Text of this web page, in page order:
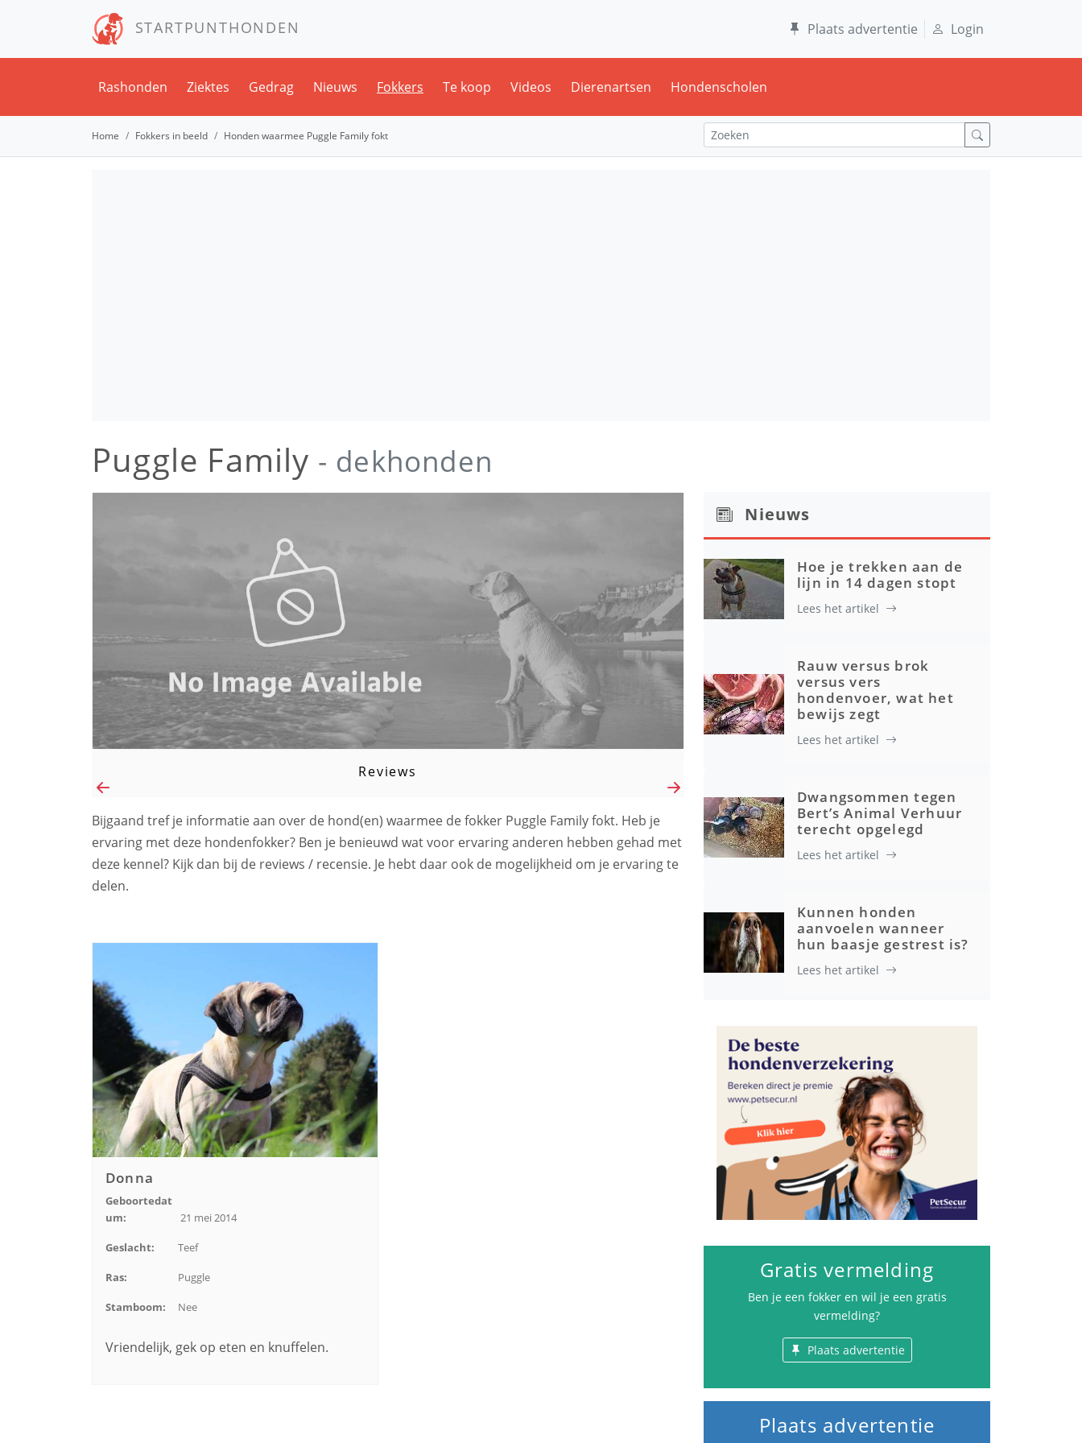
STARTPUNTHONDEN Plaats advertentie Login
Rashonden Ziektes Gedrag Nieuws Fokkers Te koop Videos Dierenartsen Hondenscholen
Home Fokkers in beeld Honden waarmee Puggle Family fokt
Puggle Family - dekhonden
Reviews
Bijgaand tref je informatie aan over de hond(en) waarmee de fokker Puggle Family fokt. Heb je
ervaring met deze hondenfokker? Ben je benieuwd wat voor ervaring anderen hebben gehad met
deze kennel? Kijk dan bij de reviews / recensie. Je hebt daar ook de mogelijkheid om je ervaring te
delen.
Donna
Geboortedat
um:
21 mei 2014
Geslacht: Teef
Ras: Puggle
Stamboom: Nee
Vriendelijk, gek op eten en knuffelen.
Nieuws
Hoe je trekken aan de
lijn in 14 dagen stopt
Lees het artikel
Rauw versus brok
versus vers
hondenvoer, wat het
bewijs zegt
Lees het artikel
Dwangsommen tegen
Bert’s Animal Verhuur
terecht opgelegd
Lees het artikel
Kunnen honden
aanvoelen wanneer
hun baasje gestrest is?
Lees het artikel
Gratis vermelding
Ben je een fokker en wil je een gratis
vermelding?
Plaats advertentie
Plaats advertentie